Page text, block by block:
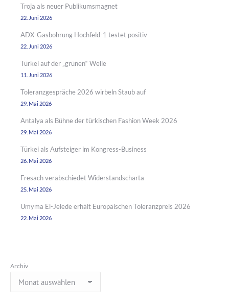
Troja als neuer Publikumsmagnet
22. Juni 2026
ADX-Gasbohrung Hochfeld-1 testet positiv
22. Juni 2026
Türkei auf der „grünen“ Welle
11. Juni 2026
Toleranzgespräche 2026 wirbeln Staub auf
29. Mai 2026
Antalya als Bühne der türkischen Fashion Week 2026
29. Mai 2026
Türkei als Aufsteiger im Kongress-Business
26. Mai 2026
Fresach verabschiedet Widerstandscharta
25. Mai 2026
Umyma El-Jelede erhält Europäischen Toleranzpreis 2026
22. Mai 2026
Archiv